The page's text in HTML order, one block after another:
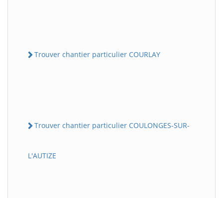
Trouver chantier particulier COURLAY
Trouver chantier particulier COULONGES-SUR-
L'AUTIZE